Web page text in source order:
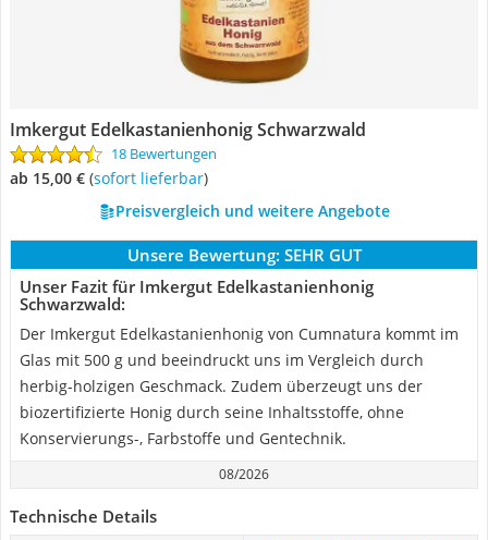
Imkergut Edelkastanienhonig Schwarzwald
18 Bewertungen
ab 15,00 € ( Sofort lieferbar)
Preisvergleich und weitere Angebote
Unsere Bewertung: SEHR GUT
Unser Fazit für Imkergut Edelkastanienhonig
Schwarzwald:
Der Imkergut Edelkastanienhonig von Cumnatura kommt im
Glas mit 500 g und beeindruckt uns im Vergleich durch
herbig-holzigen Geschmack. Zudem überzeugt uns der
biozertifizierte Honig durch seine Inhaltsstoffe, ohne
Konservierungs-, Farbstoffe und Gentechnik.
08/2026
Technische Details